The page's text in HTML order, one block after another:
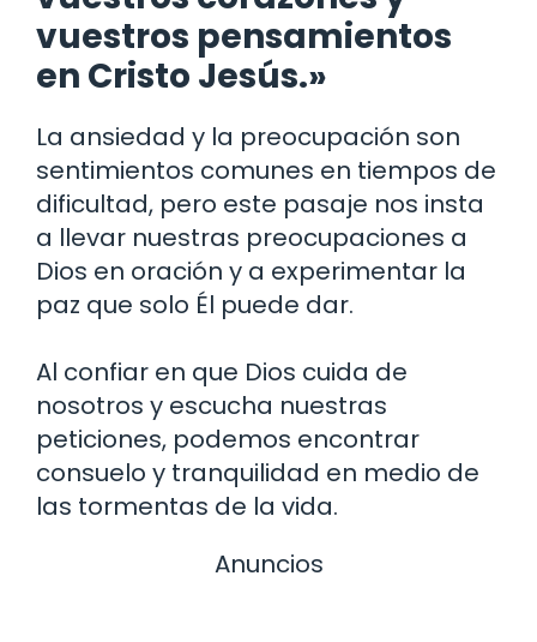
vuestros pensamientos
en Cristo Jesús.»
La ansiedad y la preocupación son
sentimientos comunes en tiempos de
dificultad, pero este pasaje nos insta
a llevar nuestras preocupaciones a
Dios en oración y a experimentar la
paz que solo Él puede dar.
Al confiar en que Dios cuida de
nosotros y escucha nuestras
peticiones, podemos encontrar
consuelo y tranquilidad en medio de
las tormentas de la vida.
Anuncios